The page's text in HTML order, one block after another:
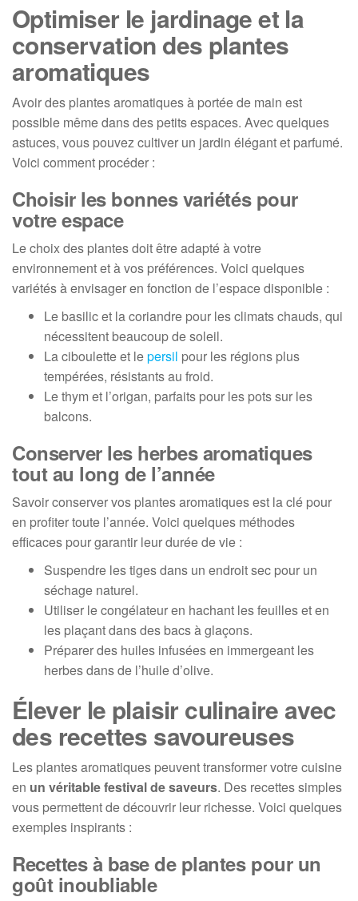
Optimiser le jardinage et la
conservation des plantes
aromatiques
Avoir des plantes aromatiques à portée de main est
possible même dans des petits espaces. Avec quelques
astuces, vous pouvez cultiver un jardin élégant et parfumé.
Voici comment procéder :
Choisir les bonnes variétés pour
votre espace
Le choix des plantes doit être adapté à votre
environnement et à vos préférences. Voici quelques
variétés à envisager en fonction de l’espace disponible :
Le basilic et la coriandre pour les climats chauds, qui
nécessitent beaucoup de soleil.
La ciboulette et lepersil pour les régions plus
tempérées, résistants au froid.
Le thym et l’origan, parfaits pour les pots sur les
balcons.
Conserver les herbes aromatiques
tout au long de l’année
Savoir conserver vos plantes aromatiques est la clé pour
en profiter toute l’année. Voici quelques méthodes
efficaces pour garantir leur durée de vie :
Suspendre les tiges dans un endroit sec pour un
séchage naturel.
Utiliser le congélateur en hachant les feuilles et en
les plaçant dans des bacs à glaçons.
Préparer des huiles infusées en immergeant les
herbes dans de l’huile d’olive.
Élever le plaisir culinaire avec
des recettes savoureuses
Les plantes aromatiques peuvent transformer votre cuisine
en un véritable festival de saveurs. Des recettes simples
vous permettent de découvrir leur richesse. Voici quelques
exemples inspirants :
Recettes à base de plantes pour un
goût inoubliable